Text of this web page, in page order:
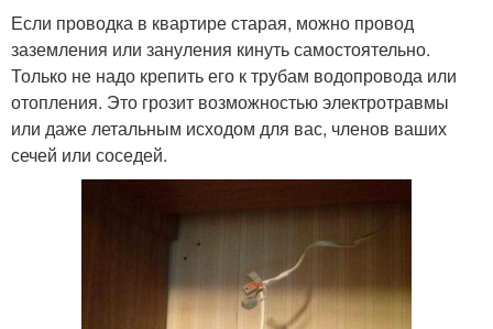
Если проводка в квартире старая, можно провод
заземления или зануления кинуть самостоятельно.
Только не надо крепить его к трубам водопровода или
отопления. Это грозит возможностью электротравмы
или даже летальным исходом для вас, членов ваших
сечей или соседей.